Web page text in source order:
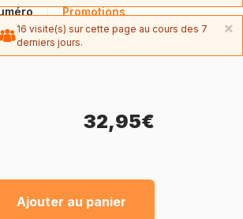
Promotions
32,95€
Ajouter au panier
×
16 visite(s) sur cette page au cours des 7
derniers jours.